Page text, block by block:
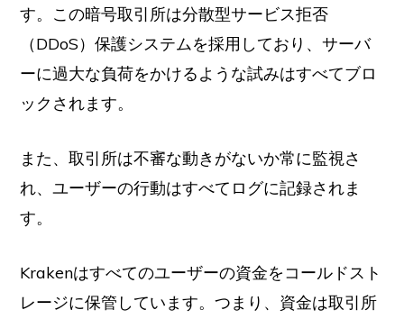
す。この暗号取引所は分散型サービス拒否
（DDoS）保護システムを採用しており、サーバ
ーに過大な負荷をかけるような試みはすべてブロ
ックされます。
また、取引所は不審な動きがないか常に監視さ
れ、ユーザーの行動はすべてログに記録されま
す。
Krakenはすべてのユーザーの資金をコールドスト
レージに保管しています。つまり、資金は取引所